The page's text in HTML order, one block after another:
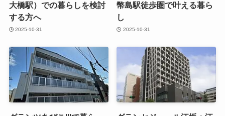
大橋駅）での暮らしを検討
する方へ
2025-10-31
幣島駅徒歩圏で叶える暮ら
し
2025-10-31